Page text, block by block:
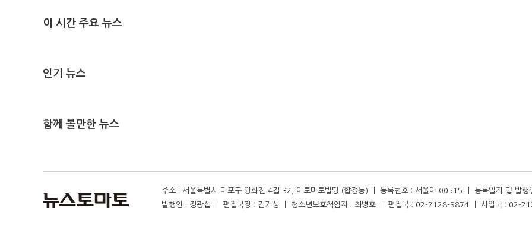
이 시간 주요 뉴스
인기 뉴스
함께 볼만한 뉴스
주소 : 서울특별시 마포구 양화진 4길 32, 이토마토빌딩 (합정동) ㅣ 등록번호 : 서울아 00515 ㅣ 등록일자 및 발
발행인 : 정광섭 ㅣ 편집국장 : 김기성 ㅣ 청소년보호책임자 : 최병호 ㅣ 편집국 : 02-2128-3874 ㅣ 사업국 : 02-